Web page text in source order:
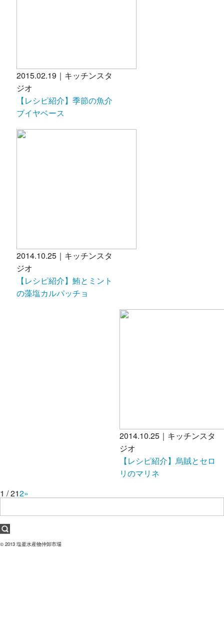
2015.02.19｜キッチンスタ
ジオ
【レシピ紹介】季節の魚介
ブイヤベース
2014.10.25｜キッチンスタ
ジオ
【レシピ紹介】鮪とミント
の藻塩カルパッチョ
2014.10.25｜キッチンスタ
ジオ
【レシピ紹介】烏賊とセロ
リのマリネ
1 / 212»
© 2013 塩釜水産物仲卸市場